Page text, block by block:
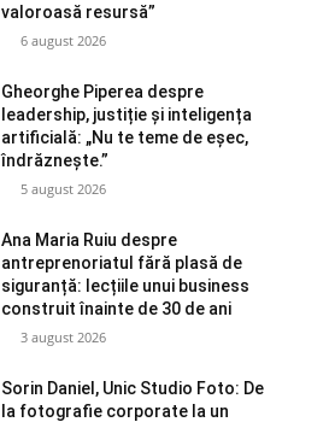
valoroasă resursă”
6 august 2026
Gheorghe Piperea despre
leadership, justiție și inteligența
artificială: „Nu te teme de eșec,
îndrăznește.”
5 august 2026
Ana Maria Ruiu despre
antreprenoriatul fără plasă de
siguranță: lecțiile unui business
construit înainte de 30 de ani
3 august 2026
Sorin Daniel, Unic Studio Foto: De
la fotografie corporate la un